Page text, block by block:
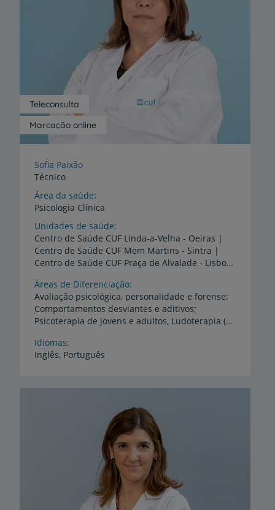
Marcação online
Teleconsulta
Sofia Paixão
Técnico
Área da saúde
Psicologia Clínica
Unidades de saúde
Centro de Saúde CUF Linda-a-Velha - Oeiras |
Centro de Saúde CUF Mem Martins - Sintra |
Centro de Saúde CUF Praça de Alvalade - Lisboa | Centro de Saúde CUF Telheiras - Lisboa
Áreas de Diferenciação
Avaliação psicológica, personalidade e forense;
Comportamentos desviantes e aditivos;
Psicoterapia de jovens e adultos, Ludoterapia (crianças), Psicoterapia familiar e aconselhamento parental
Idiomas
Inglês, Português